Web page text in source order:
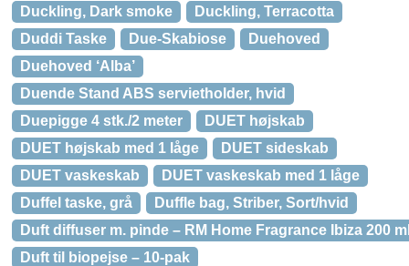
Duckling, Dark smoke
Duckling, Terracotta
Duddi Taske
Due-Skabiose
Duehoved
Duehoved ‘Alba’
Duende Stand ABS servietholder, hvid
Duepigge 4 stk./2 meter
DUET højskab
DUET højskab med 1 låge
DUET sideskab
DUET vaskeskab
DUET vaskeskab med 1 låge
Duffel taske, grå
Duffle bag, Striber, Sort/hvid
Duft diffuser m. pinde – RM Home Fragrance Ibiza 200
Duft til biopejse – 10-pak